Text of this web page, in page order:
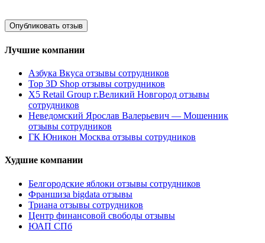
Лучшие компании
Азбука Вкуса отзывы сотрудников
Top 3D Shop отзывы сотрудников
X5 Retail Group г.Великий Новгород отзывы
сотрудников
Неведомский Ярослав Валерьевич — Мошенник
отзывы сотрудников
ГК Юникон Москва отзывы сотрудников
Худшие компании
Белгородские яблоки отзывы сотрудников
Франшиза bigdata отзывы
Триана отзывы сотрудников
Центр финансовой свободы отзывы
ЮАП СПб